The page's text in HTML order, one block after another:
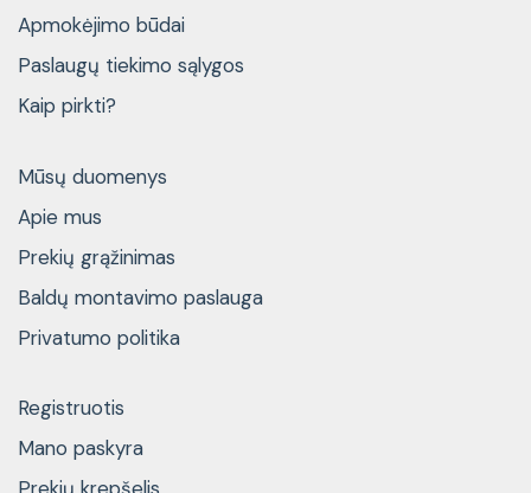
Apmokėjimo būdai
Paslaugų tiekimo sąlygos
Kaip pirkti?
Mūsų duomenys
Apie mus
Prekių grąžinimas
Baldų montavimo paslauga
Privatumo politika
Registruotis
Mano paskyra